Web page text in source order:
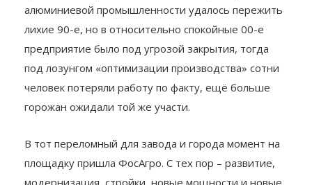
алюминиевой промышленности удалось пережить
лихие 90-е, но в относительно спокойные 00-е
предприятие было под угрозой закрытия, тогда
под лозунгом «оптимизации производства» сотни
человек потеряли работу по факту, ещё больше
горожан ожидали той же участи.
В тот переломный для завода и города момент на
площадку пришла ФосАгро. С тех пор – развитие,